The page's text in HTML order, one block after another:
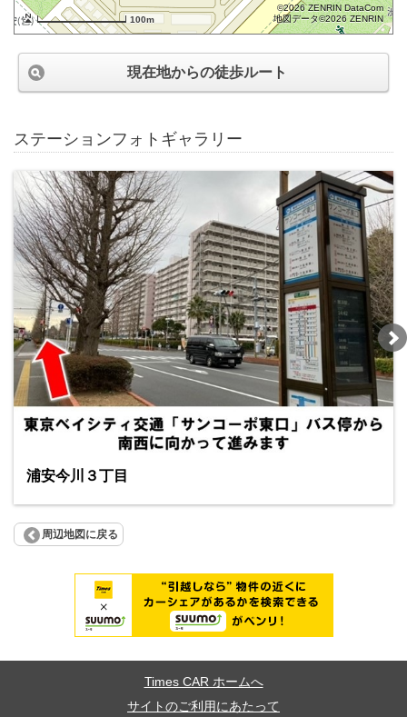
100m
©2026 ZENRIN DataCom
地図データ©2026 ZENRIN
現在地からの徒歩ルート
ステーションフォトギャラリー
浦安今川３丁目
周辺地図に戻る
Times CAR ホームへ
サイトのご利用にあたって